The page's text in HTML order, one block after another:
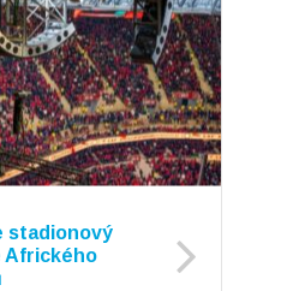
stadionový
Afrického